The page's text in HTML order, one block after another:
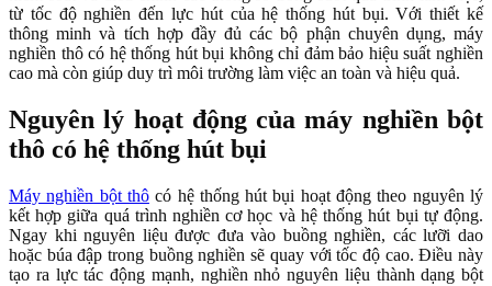
từ tốc độ nghiền đến lực hút của hệ thống hút bụi. Với thiết kế
thông minh và tích hợp đầy đủ các bộ phận chuyên dụng, máy
nghiền thô có hệ thống hút bụi không chỉ đảm bảo hiệu suất nghiền
cao mà còn giúp duy trì môi trường làm việc an toàn và hiệu quả.
Nguyên lý hoạt động của máy nghiền bột
thô có hệ thống hút bụi
Máy nghiền bột thôcó hệ thống hút bụi hoạt động theo nguyên lý
kết hợp giữa quá trình nghiền cơ học và hệ thống hút bụi tự động.
Ngay khi nguyên liệu được đưa vào buồng nghiền, các lưỡi dao
hoặc búa đập trong buồng nghiền sẽ quay với tốc độ cao. Điều này
tạo ra lực tác động mạnh, nghiền nhỏ nguyên liệu thành dạng bột